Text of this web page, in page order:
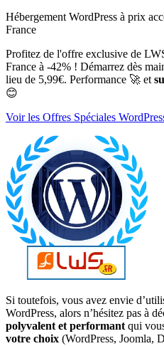
Hébergement WordPress à prix
France
Profitez de l'offre exclusive de
France à -42% ! Démarrez dès
lieu de 5,99€. Performance 🚀 et
😊
Voir les Offres Spéciales
Si toutefois, vous avez envie
WordPress, alors n’hésitez pas à
polyvalent et performant qui
votre choix (WordPress, Joomla,